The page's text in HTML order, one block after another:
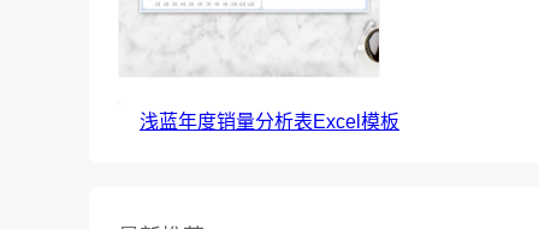
浅蓝年度销量分析表Excel模板